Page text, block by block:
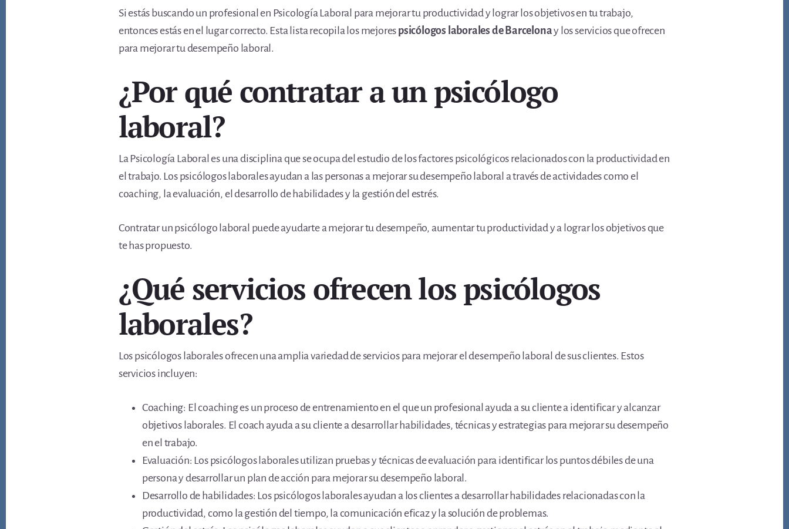
Si estás buscando un profesional en Psicología Laboral para mejorar tu productividad y lograr los objetivos en tu trabajo,
entonces estás en el lugar correcto. Esta lista recopila los mejores psicólogos laborales de Barcelonay los servicios que ofrecen
para mejorar tu desempeño laboral.
¿Por qué contratar a un psicólogo
laboral?
La Psicología Laboral es una disciplina que se ocupa del estudio de los factores psicológicos relacionados con la productividad en
el trabajo. Los psicólogos laborales ayudan a las personas a mejorar su desempeño laboral a través de actividades como el
coaching, la evaluación, el desarrollo de habilidades y la gestión del estrés.
Contratar un psicólogo laboral puede ayudarte a mejorar tu desempeño, aumentar tu productividad y a lograr los objetivos que
te has propuesto.
¿Qué servicios ofrecen los psicólogos
laborales?
Los psicólogos laborales ofrecen una amplia variedad de servicios para mejorar el desempeño laboral de sus clientes. Estos
servicios incluyen:
Coaching: El coaching es un proceso de entrenamiento en el que un profesional ayuda a su cliente a identificar y alcanzar
objetivos laborales. El coach ayuda a su cliente a desarrollar habilidades, técnicas y estrategias para mejorar su desempeño
en el trabajo.
Evaluación: Los psicólogos laborales utilizan pruebas y técnicas de evaluación para identificar los puntos débiles de una
persona y desarrollar un plan de acción para mejorar su desempeño laboral.
Desarrollo de habilidades: Los psicólogos laborales ayudan a los clientes a desarrollar habilidades relacionadas con la
productividad, como la gestión del tiempo, la comunicación eficaz y la solución de problemas.